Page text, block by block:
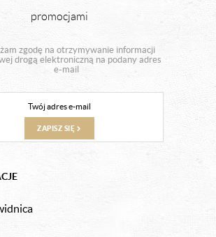
promocjami
zgodę na otrzymywanie informacji
drogą elektroniczną na podany adres
e-mail
ZAPISZ SIĘ